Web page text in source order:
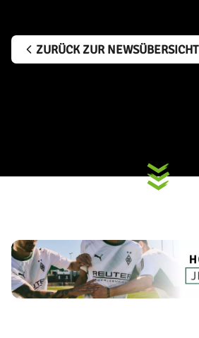
ZURÜCK ZUR NEWSÜBERSICHT